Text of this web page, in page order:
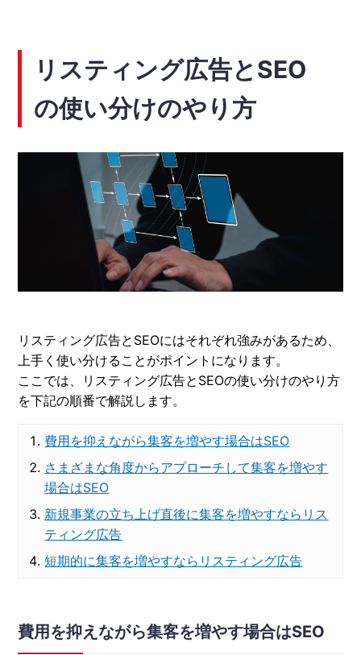
リスティング広告とSEO
の使い分けのやり方
リスティング広告とSEOにはそれぞれ強みがあるため、
上手く使い分けることがポイントになります。
ここでは、リスティング広告とSEOの使い分けのやり方
を下記の順番で解説します。
費用を抑えながら集客を増やす場合はSEO
さまざまな角度からアプローチして集客を増やす
場合はSEO
新規事業の立ち上げ直後に集客を増やすならリス
ティング広告
短期的に集客を増やすならリスティング広告
費用を抑えながら集客を増やす場合はSEO